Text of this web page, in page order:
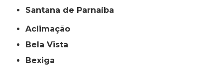
Santana de Parnaíba
Aclimação
Bela Vista
Bexiga